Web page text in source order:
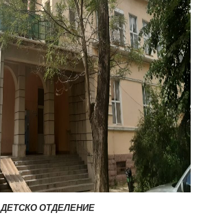
ДЕТСКО ОТДЕЛЕНИЕ